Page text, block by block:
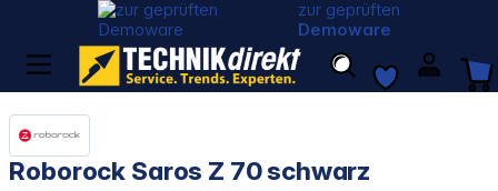
zur geprüften
Demoware
Roborock Saros Z 70 schwarz